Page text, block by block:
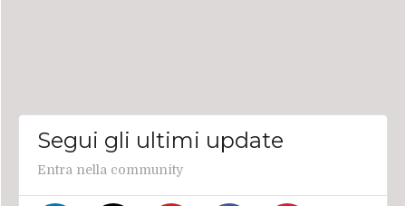
Segui gli ultimi update
Entra nella community